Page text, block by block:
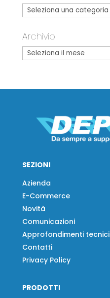
Archivio
SEZIONI
Azienda
E-Commerce
Novità
Comunicazioni
Approfondimenti tecnici
Contatti
Privacy Policy
PRODOTTI